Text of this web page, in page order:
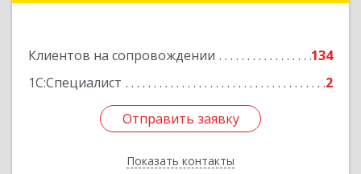
Клиентов на сопровождении
134
1С:Специалист
2
Отправить заявку
Показать контакты
Отправить заявку
Назад